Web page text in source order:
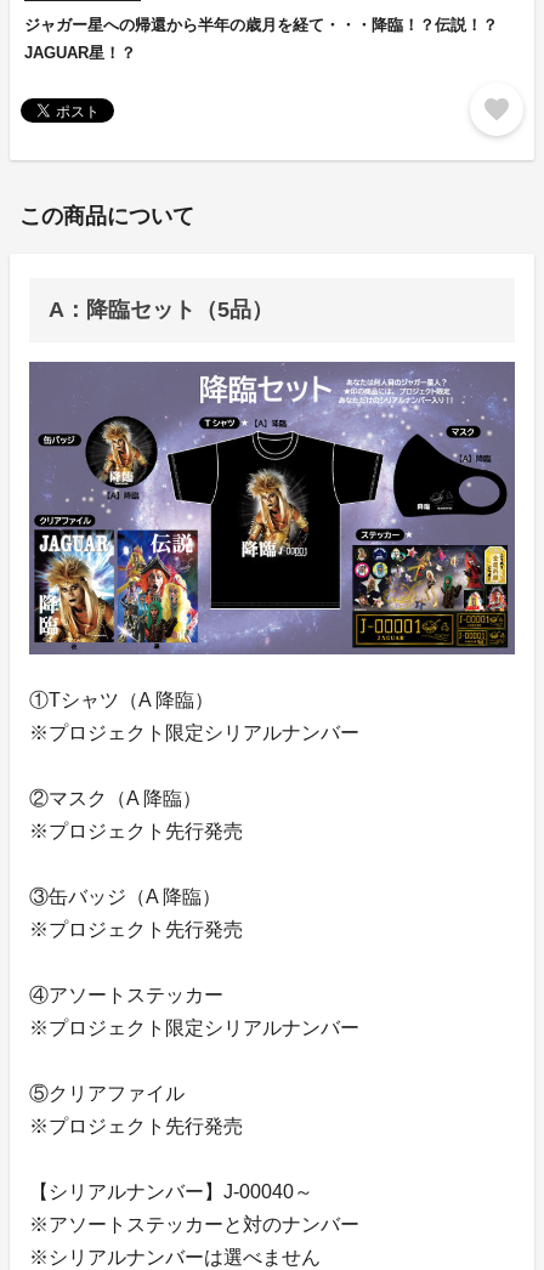
ジャガー星への帰還から半年の歳月を経て・・・降臨！？伝説！？
JAGUAR星！？
favorite
この商品について
A：降臨セット（5品）
①Tシャツ（A 降臨）
※プロジェクト限定シリアルナンバー
②マスク（A 降臨）
※プロジェクト先行発売
③缶バッジ（A 降臨）
※プロジェクト先行発売
④アソートステッカー
※プロジェクト限定シリアルナンバー
⑤クリアファイル
※プロジェクト先行発売
【シリアルナンバー】J-00040～
※アソートステッカーと対のナンバー
※シリアルナンバーは選べません